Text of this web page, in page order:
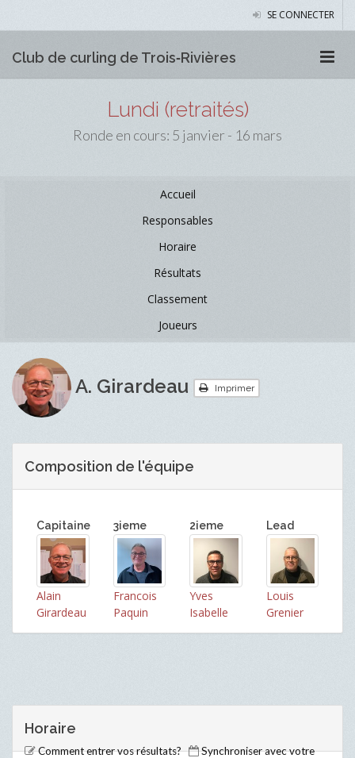
SE CONNECTER
Club de curling de Trois‑Rivières
Lundi (retraités)
Ronde en cours: 5 janvier - 16 mars
Accueil
Responsables
Horaire
Résultats
Classement
Joueurs
A. Girardeau Imprimer
Composition de l'équipe
Capitaine
Alain
Girardeau
3ieme
Francois
Paquin
2ieme
Yves
Isabelle
Lead
Louis
Grenier
Horaire
Comment entrer vos résultats?
Synchroniser avec votre